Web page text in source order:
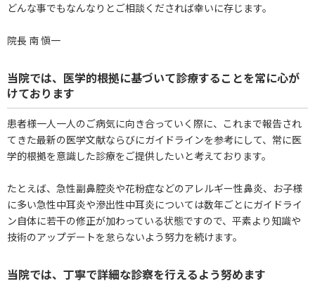
どんな事でもなんなりとご相談くだされば幸いに存じます。
院長 南 愼一
当院では、医学的根拠に基づいて診療することを常に心が
けております
患者様一人一人のご病気に向き合っていく際に、これまで報告され
てきた最新の医学文献ならびにガイドラインを参考にして、常に医
学的根拠を意識した診療をご提供したいと考えております。
たとえば、急性副鼻腔炎や花粉症などのアレルギー性鼻炎、お子様
に多い急性中耳炎や滲出性中耳炎については数年ごとにガイドライ
ン自体に若干の修正が加わっている状態ですので、平素より知識や
技術のアップデートを怠らないよう努力を続けます。
当院では、丁寧で詳細な診察を行えるよう努めます